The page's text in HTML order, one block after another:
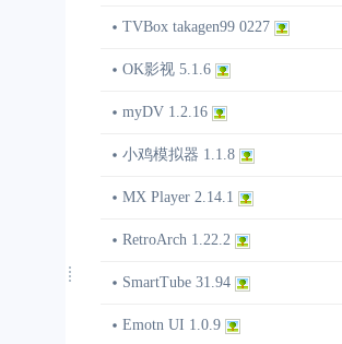
TVBox takagen99 0227
OK影视 5.1.6
myDV 1.2.16
小鸡模拟器 1.1.8
MX Player 2.14.1
RetroArch 1.22.2
SmartTube 31.94
Emotn UI 1.0.9